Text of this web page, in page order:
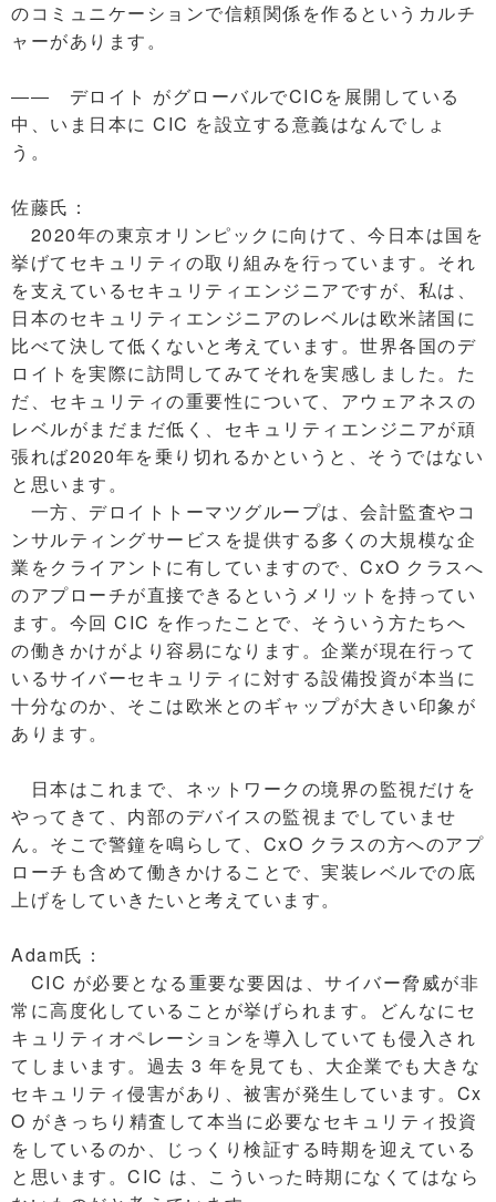
のコミュニケーションで信頼関係を作るというカルチ
ャーがあります。
―― デロイト がグローバルでCICを展開している
中、いま日本に CIC を設立する意義はなんでしょ
う。
佐藤氏：
2020年の東京オリンピックに向けて、今日本は国を
挙げてセキュリティの取り組みを行っています。それ
を支えているセキュリティエンジニアですが、私は、
日本のセキュリティエンジニアのレベルは欧米諸国に
比べて決して低くないと考えています。世界各国のデ
ロイトを実際に訪問してみてそれを実感しました。た
だ、セキュリティの重要性について、アウェアネスの
レベルがまだまだ低く、セキュリティエンジニアが頑
張れば2020年を乗り切れるかというと、そうではない
と思います。
一方、デロイトトーマツグループは、会計監査やコ
ンサルティングサービスを提供する多くの大規模な企
業をクライアントに有していますので、CxO クラスへ
のアプローチが直接できるというメリットを持ってい
ます。今回 CIC を作ったことで、そういう方たちへ
の働きかけがより容易になります。企業が現在行って
いるサイバーセキュリティに対する設備投資が本当に
十分なのか、そこは欧米とのギャップが大きい印象が
あります。
日本はこれまで、ネットワークの境界の監視だけを
やってきて、内部のデバイスの監視までしていませ
ん。そこで警鐘を鳴らして、CxO クラスの方へのアプ
ローチも含めて働きかけることで、実装レベルでの底
上げをしていきたいと考えています。
Adam氏：
CIC が必要となる重要な要因は、サイバー脅威が非
常に高度化していることが挙げられます。どんなにセ
キュリティオペレーションを導入していても侵入され
てしまいます。過去 3 年を見ても、大企業でも大きな
セキュリティ侵害があり、被害が発生しています。Cx
O がきっちり精査して本当に必要なセキュリティ投資
をしているのか、じっくり検証する時期を迎えている
と思います。CIC は、こういった時期になくてはなら